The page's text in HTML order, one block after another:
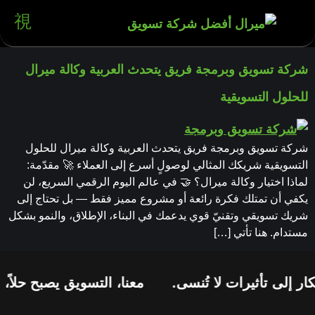
شركة تسويق وبرمجة فريق يتحدث العربية وكالة ميرال
للحلول التسويقية
شركة تسويق وبرمجة فريق يتحدث العربية وكالة ميرال للحلول
التسويقية شريكك المثالي لوصولٍ أسرع إلى العملاء 🚀 مقدّمة:
لماذا اختيار وكالة ميرال؟ 🤝 في عالم اليوم الرقمي السريع، لن
يكفي أن تمتلك فكرة رائعة أو مشروع مميز فقط — بل تحتاج إلى
شريك تسويقي وتقنيّ قوي يدعمك في البناء، الإطلاق، والنمو بشكل
مستدام. هنا تأتي […]
معنا، التسويق يصبح إلى تأثيرات لا تُنسى.